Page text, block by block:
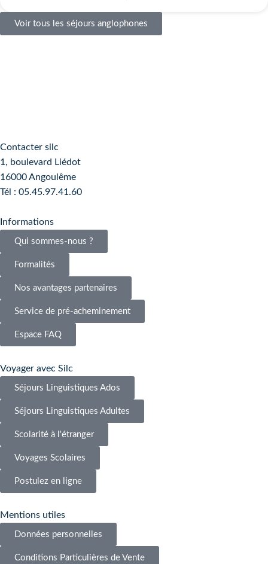
Voir tous les séjours anglophones
Contacter silc
1, boulevard Liédot
16000 Angoulême
Tél : 05.45.97.41.60
Informations
Qui sommes-nous ?
Formalités
Nos avantages partenaires
Service de pré-acheminement
Espace FAQ
Voyager avec Silc
Séjours Linguistiques Ados
Séjours Linguistiques Adultes
Scolarité à l'étranger
Voyages Scolaires
Postulez en ligne
Mentions utiles
Données personnelles
Conditions Particulières de Vente